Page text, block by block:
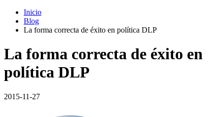
Inicio
Blog
La forma correcta de éxito en política DLP
La forma correcta de éxito en
política DLP
2015-11-27